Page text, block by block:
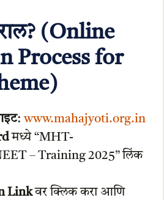
(Online
Process for
: www.mahajyoti.org.in
मध्ये “MHT-
– Training 2025” लिंक
Linkवर क्लिक करा आणि